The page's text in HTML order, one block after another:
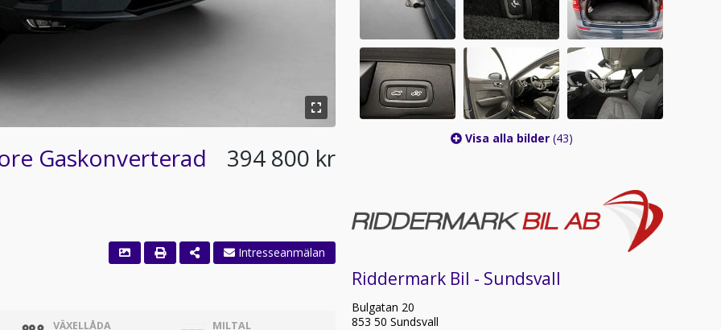
Gaskonverterad
394 800 kr
VÄXELLÅDA MILTAL
Visa alla bilder (43)
Riddermark Bil - Sundsvall
Bulgatan 20
853 50 Sundsvall